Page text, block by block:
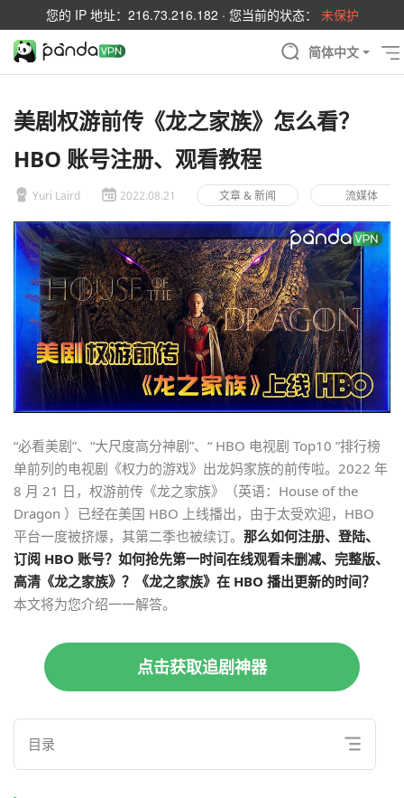
您的 IP 地址： 216.73.216.182 · 您当前的状态： 未保护
简体中文
美剧权游前传《龙之家族》怎么看？
HBO 账号注册、观看教程
Yuri Laird 2022.08.21 文章 & 新闻 流媒体
“必看美剧”、“大尺度高分神剧”、“ HBO 电视剧 Top10 ”排行榜
单前列的电视剧《权力的游戏》出龙妈家族的前传啦。2022 年
8 月 21 日，权游前传《龙之家族》（英语：House of the
Dragon ）已经在美国 HBO 上线播出，由于太受欢迎，HBO
平台一度被挤爆，其第二季也被续订。 那么如何注册、登陆、
订阅 HBO 账号？如何抢先第一时间在线观看未删减、完整版、
高清《龙之家族》？《龙之家族》在 HBO 播出更新的时间？
本文将为您介绍一一解答。
点击获取追剧神器
目录